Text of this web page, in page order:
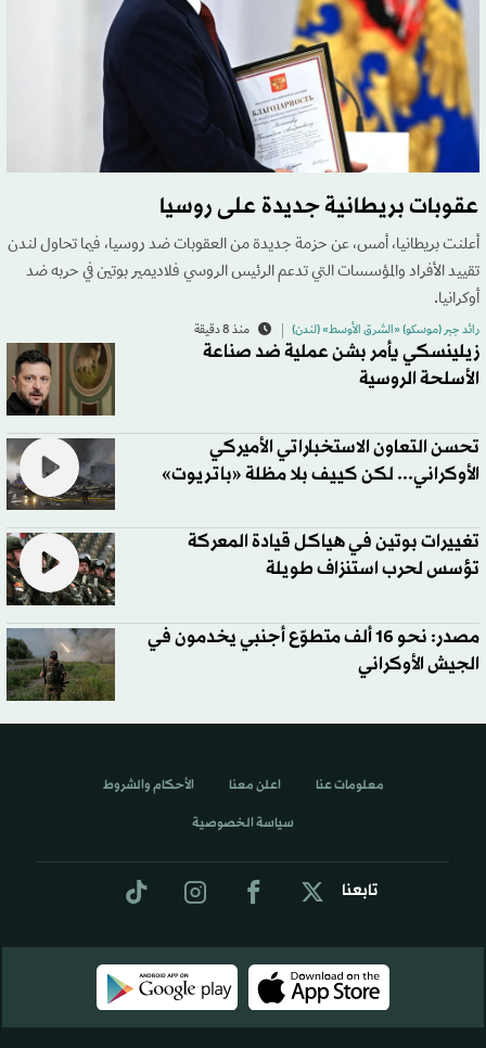
عقوبات بريطانية جديدة على روسيا
أعلنت بريطانيا، أمس، عن حزمة جديدة من العقوبات ضد روسيا، فيما تحاول لندن
تقييد الأفراد والمؤسسات التي تدعم الرئيس الروسي فلاديمير بوتين في حربه ضد
أوكرانيا.
رائد جبر (موسكو) «الشرق الأوسط» (لندن) منذ 8 دقيقة
زيلينسكي يأمر بشن عملية ضد صناعة
الأسلحة الروسية
تحسن التعاون الاستخباراتي الأميركي
الأوكراني... لكن كييف بلا مظلة «باتريوت»
تغييرات بوتين في هياكل قيادة المعركة
تؤسس لحرب استنزاف طويلة
مصدر: نحو 16 ألف متطوّع أجنبي يخدمون في
الجيش الأوكراني
تابعنا
معلومات عنا اعلن معنا الأحكام والشروط
سياسة الخصوصية